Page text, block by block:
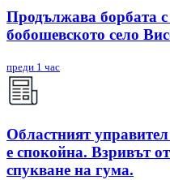
Продължава борбата
бобошевското село
преди 1 час
Областният
е спокойна. Взривът
спукване на гума.